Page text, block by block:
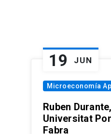
19 JUN
Microeconomía
Ruben Durante,
Universitat
Fabra